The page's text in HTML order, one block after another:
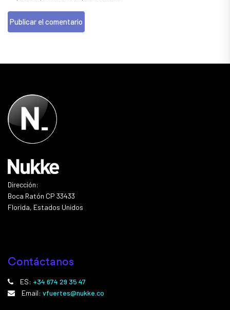
Dirección:
Boca Ratón CP 33433
Florida, Estados Unidos
Contáctanos
ES: +34 674 29 35 47
Email: vfuertes@nukke.co